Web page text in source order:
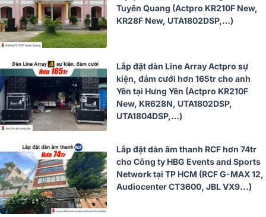
Tuyên Quang (Actpro KR210F New,
KR28F New, UTA1802DSP,…)
Lắp đặt dàn Line Array Actpro sự
kiện, đám cưới hơn 165tr cho anh
Yên tại Hưng Yên (Actpro KR210F
New, KR628N, UTA1802DSP,
UTA1804DSP,…)
Lắp đặt dàn âm thanh RCF hơn 74tr
cho Công ty HBG Events and Sports
Network tại TP HCM (RCF G-MAX 12,
Audiocenter CT3600, JBL VX9...)